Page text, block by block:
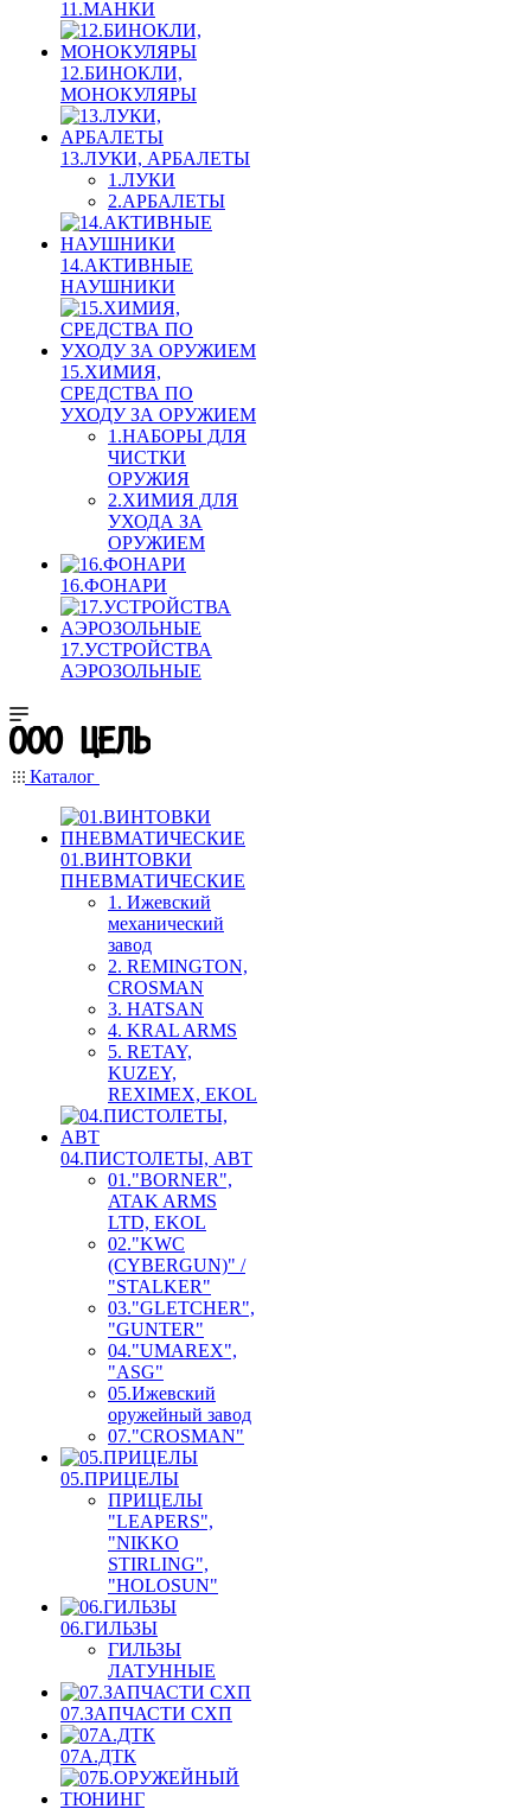
11.МАНКИ
12.БИНОКЛИ,
МОНОКУЛЯРЫ
13.ЛУКИ, АРБАЛЕТЫ
1.ЛУКИ
2.АРБАЛЕТЫ
14.АКТИВНЫЕ
НАУШНИКИ
15.ХИМИЯ,
СРЕДСТВА ПО
УХОДУ ЗА ОРУЖИЕМ
1.НАБОРЫ ДЛЯ
ЧИСТКИ
ОРУЖИЯ
2.ХИМИЯ ДЛЯ
УХОДА ЗА
ОРУЖИЕМ
16.ФОНАРИ
17.УСТРОЙСТВА
АЭРОЗОЛЬНЫЕ
Каталог
01.ВИНТОВКИ
ПНЕВМАТИЧЕСКИЕ
1. Ижевский
механический
завод
2. REMINGTON,
CROSMAN
3. HATSAN
4. KRAL ARMS
5. RETAY,
KUZEY,
REXIMEX, EKOL
04.ПИСТОЛЕТЫ, АВТ
01."BORNER",
ATAK ARMS
LTD, EKOL
02."KWC
(CYBERGUN)" /
"STALKER"
03."GLETCHER",
"GUNTER"
04."UMAREX",
"ASG"
05.Ижевский
оружейный завод
07."CROSMAN"
05.ПРИЦЕЛЫ
ПРИЦЕЛЫ
"LEAPERS",
"NIKKO
STIRLING",
"HOLOSUN"
06.ГИЛЬЗЫ
ГИЛЬЗЫ
ЛАТУННЫЕ
07.ЗАПЧАСТИ СХП
07А.ДТК